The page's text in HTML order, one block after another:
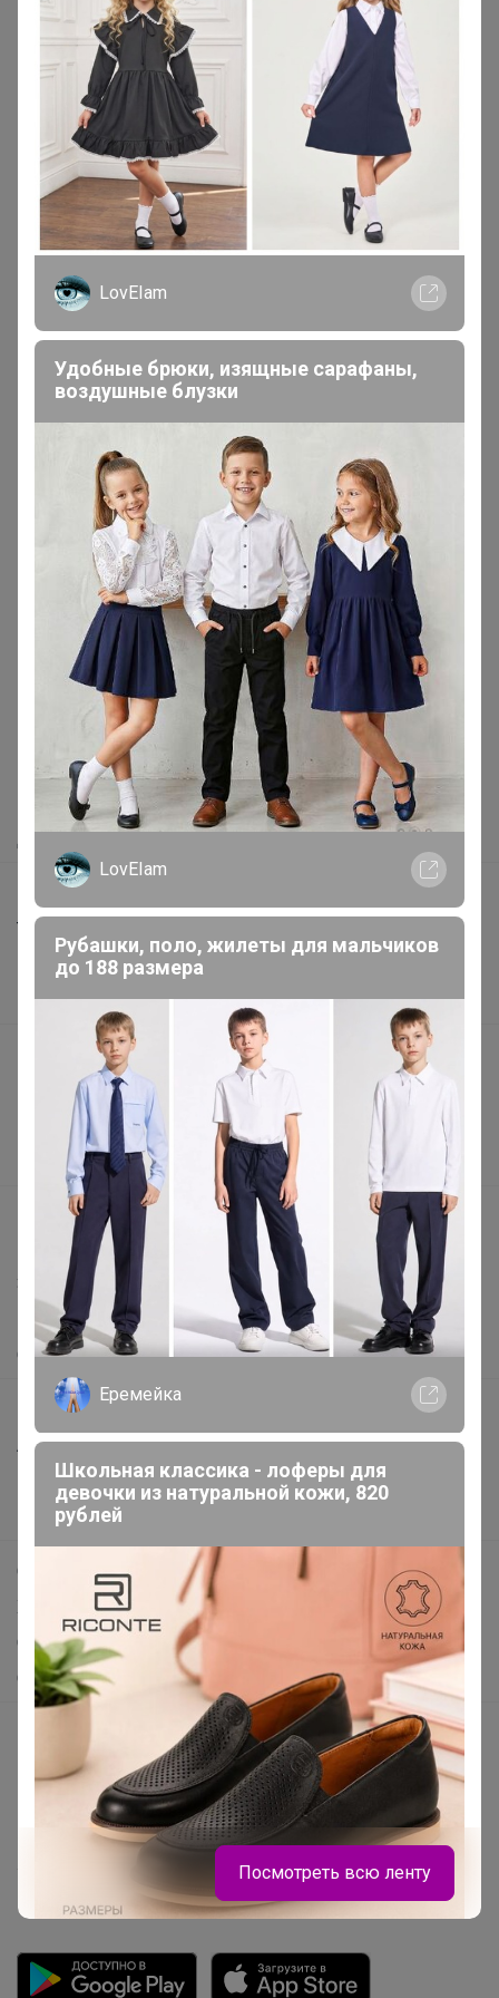
Полуфабрикаты"
29 декабря, 2020 13:59
Да уж, грусть печаль. Я не религиозна, мне рождество
никуда не стучит. Жаль конечно. Но хоть попробую что
за зверь индоутка
Елена духовная психология
Каждый сам, своей Волей решает, какой путь он выбирает.
Жить в неведении и страдать или радоваться жизни от
понимания её
1 2 3 4 5
Показаны записи21-30 765.
Реклама
Как здесь все устроено?
Как сделать заказ?
Как получить?
Доставка
Шоурумы
Торговые марки
Наша команда
В наличии
Подарочные сертификаты
Реклама на сайте
Поставщикам
Вакансии
support@24-ok.ru
Написать в поддержку
Защита покупателя
Помощь
О нас
Все предложения
Анонсы
Новости
Поддержка альпак
Самое выгодное
Хиты продаж
Самое желанное
Самое быстрое
Начать зарабатывать с 24-ok
Picabox.ru - Лучшее место для ваших изображений
Розыгрыш - Генератор случайных чисел
Пульс нашего маркетплейса
LovEIam
Удобные брюки, изящные сарафаны,
воздушные блузки
LovEIam
Рубашки, поло, жилеты для мальчиков
до 188 размера
Еремейка
Школьная классика - лоферы для
девочки из натуральной кожи, 820
рублей
Посмотреть всю ленту